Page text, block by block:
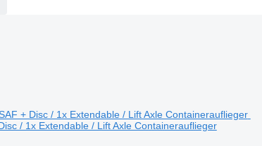
/ 1x Extendable / Lift Axle Containerauflieger